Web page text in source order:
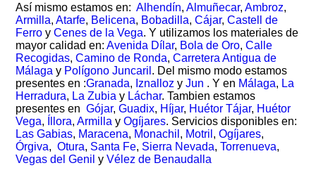
Así mismo estamos en:Alhendín,Almuñecar,Ambroz,
Armilla,Atarfe, Belicena, Bobadilla,Cájar,Castell de
Ferro yCenes de la Vega. Y utilizamos los materiales de
mayor calidad en:Avenida Dílar, Bola de Oro,Calle
Recogidas,Camino de Ronda,Carretera Antigua de
Málaga y Polígono Juncaril . Del mismo modo estamos
presentes en :Granada, Iznalloz yJun . Y en Málaga, La
Herradura, La Zubia y Láchar. Tambien estamos
presentes enGójar,Guadix, Híjar, Huétor Tájar, Huétor
Vega, Íllora,Armilla yOgíjares. Servicios disponibles en:
Las Gabias, Maracena, Monachil , Motril ,Ogíjares,
Órgiva,Otura, Santa Fe, Sierra Nevada,Torrenueva,
Vegas del Genil yVélez de Benaudalla